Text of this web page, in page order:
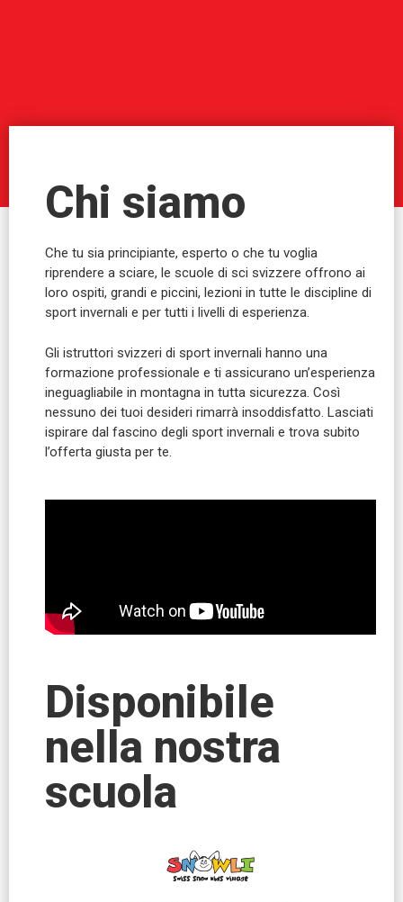
Chi siamo
Che tu sia principiante, esperto o che tu voglia
riprendere a sciare, le scuole di sci svizzere offrono ai
loro ospiti, grandi e piccini, lezioni in tutte le discipline di
sport invernali e per tutti i livelli di esperienza.
Gli istruttori svizzeri di sport invernali hanno una
formazione professionale e ti assicurano un’esperienza
ineguagliabile in montagna in tutta sicurezza. Così
nessuno dei tuoi desideri rimarrà insoddisfatto. Lasciati
ispirare dal fascino degli sport invernali e trova subito
l’offerta giusta per te.
Disponibile
nella nostra
scuola